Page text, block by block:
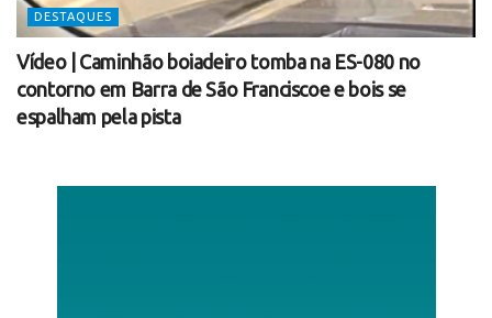
DESTAQUES
Vídeo | Caminhão boiadeiro tomba na ES-080 no
contorno em Barra de São Franciscoe e bois se
espalham pela pista